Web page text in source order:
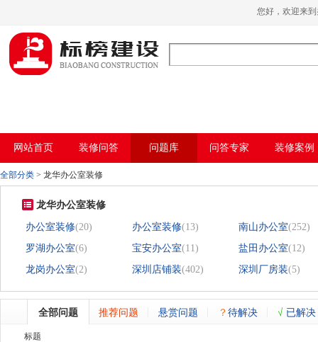
小黄片大全下载,小黄片应用下载,小黄片短
视频,下载小黄片免费
您好，欢迎
网站首页 装修问答 问题库 问答专家 装修案例
全部分类 > 龙华办公室装修
龙华办公室装修
办公室装修(20) 办公室装修(13) 南山办公室(252)
罗湖办公室(6) 宝安办公室(11) 盐田办公室(12)
龙岗办公室(2) 深圳店铺装(402) 深圳厂房装(5)
全部问题 推荐问题 悬赏问题 ？待解决 √ 已解决
标题